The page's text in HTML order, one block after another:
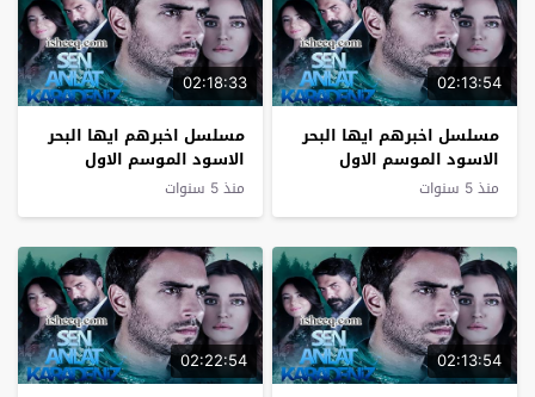
02:13:54
مسلسل اخبرهم ايها البحر
الاسود الموسم الاول
الحلقة 18
منذ 5 سنوات
02:18:33
مسلسل اخبرهم ايها البحر
الاسود الموسم الاول
الحلقة 17
منذ 5 سنوات
02:13:54
02:22:54